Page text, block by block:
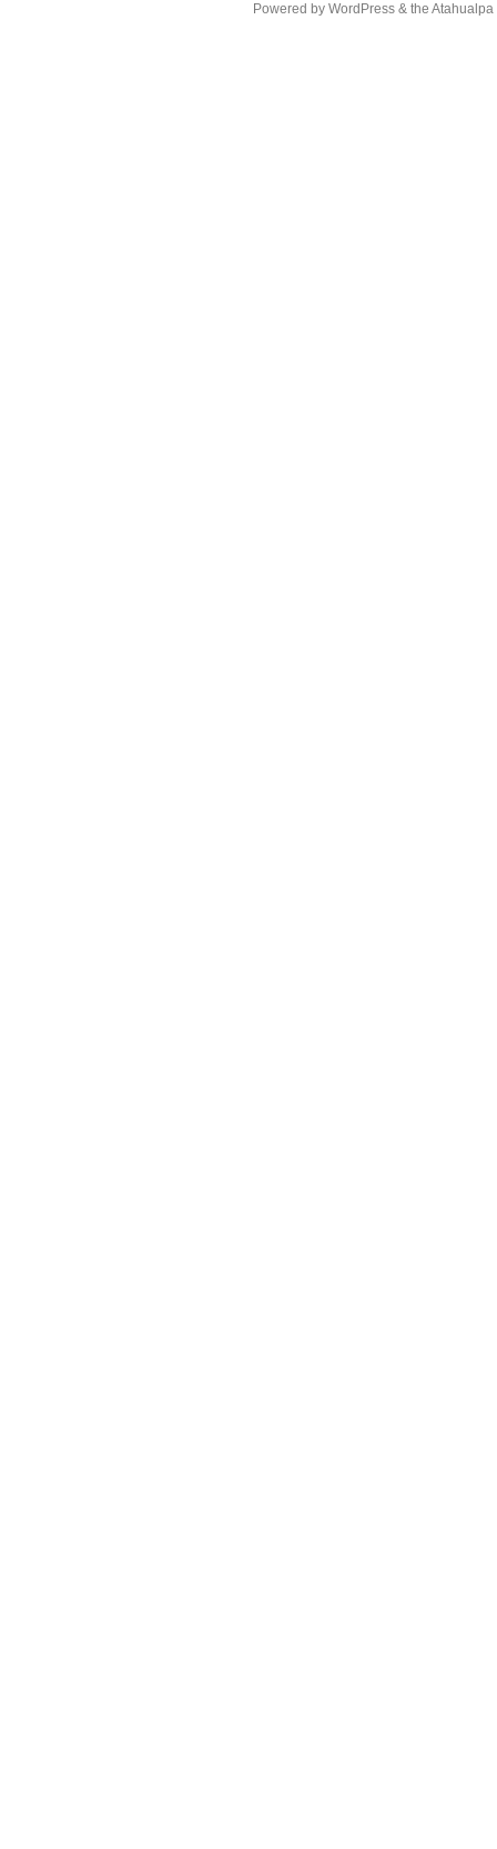
Powered by WordPress& the Atahualpa